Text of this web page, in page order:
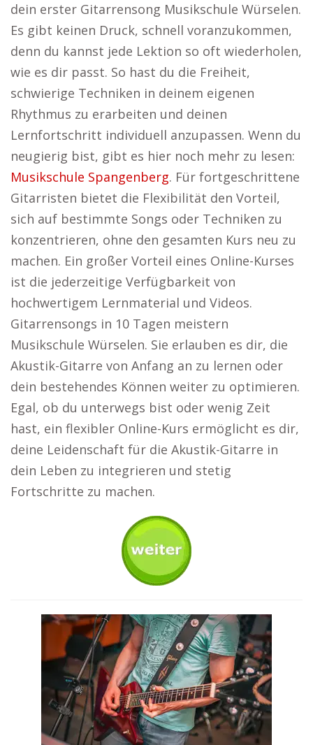
dein erster Gitarrensong Musikschule Würselen.
Es gibt keinen Druck, schnell voranzukommen,
denn du kannst jede Lektion so oft wiederholen,
wie es dir passt. So hast du die Freiheit,
schwierige Techniken in deinem eigenen
Rhythmus zu erarbeiten und deinen
Lernfortschritt individuell anzupassen. Wenn du
neugierig bist, gibt es hier noch mehr zu lesen:
Musikschule Spangenberg. Für fortgeschrittene
Gitarristen bietet die Flexibilität den Vorteil,
sich auf bestimmte Songs oder Techniken zu
konzentrieren, ohne den gesamten Kurs neu zu
machen. Ein großer Vorteil eines Online-Kurses
ist die jederzeitige Verfügbarkeit von
hochwertigem Lernmaterial und Videos.
Gitarrensongs in 10 Tagen meistern
Musikschule Würselen. Sie erlauben es dir, die
Akustik-Gitarre von Anfang an zu lernen oder
dein bestehendes Können weiter zu optimieren.
Egal, ob du unterwegs bist oder wenig Zeit
hast, ein flexibler Online-Kurs ermöglicht es dir,
deine Leidenschaft für die Akustik-Gitarre in
dein Leben zu integrieren und stetig
Fortschritte zu machen.